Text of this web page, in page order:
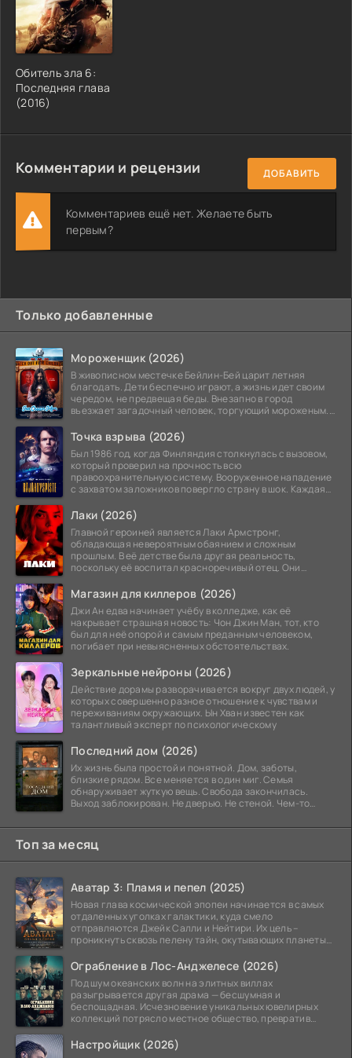
Обитель зла 6:
Последняя глава
(2016)
Комментарии и рецензии ДОБАВИТЬ
Комментариев ещё нет. Желаете быть
первым?
Только добавленные
Мороженщик (2026)
В живописном местечке Бейлин-Бей царит летняя
благодать. Дети беспечно играют, а жизнь идет своим
чередом, не предвещая беды. Внезапно в город
въезжает загадочный человек, торгующий мороженым.
Точка взрыва (2026)
Был 1986 год, когда Финляндия столкнулась с вызовом,
который проверил на прочность всю
правоохранительную систему. Вооруженное нападение
с захватом заложников повергло страну в шок. Каждая
Лаки (2026)
Главной героиней является Лаки Армстронг,
обладающая невероятным обаянием и сложным
прошлым. В её детстве была другая реальность,
поскольку её воспитал красноречивый отец. Они
Магазин для киллеров (2026)
Джи Ан едва начинает учёбу в колледже, как её
накрывает страшная новость: Чон Джин Ман, тот, кто
был для неё опорой и самым преданным человеком,
погибает при невыясненных обстоятельствах.
Зеркальные нейроны (2026)
Действие дорамы разворачивается вокруг двух людей, у
которых совершенно разное отношение к чувствам и
переживаниям окружающих. Ын Хван известен как
талантливый эксперт по психологическому
Последний дом (2026)
Их жизнь была простой и понятной. Дом, заботы,
близкие рядом. Все меняется в один миг. Семья
обнаруживает жуткую вещь. Свобода закончилась.
Выход заблокирован. Не дверью. Не стеной. Чем-то
Топ за месяц
Аватар 3: Пламя и пепел (2025)
Новая глава космической эпопеи начинается в самых
отдаленных уголках галактики, куда смело
отправляются Джейк Салли и Нейтири. Их цель –
проникнуть сквозь пелену тайн, окутывающих планеты
Ограбление в Лос-Анджелесе (2026)
Под шум океанских волн на элитных виллах
разыгрывается другая драма — бесшумная и
беспощадная. Исчезновение уникальных ювелирных
коллекций потрясло местное общество, превратив
Настройщик (2026)